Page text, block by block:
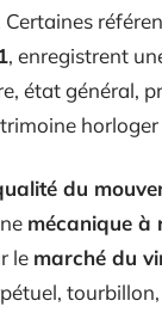
Certaines
, enregistrent
état général,
horloger
du
mécanique à
le marché du